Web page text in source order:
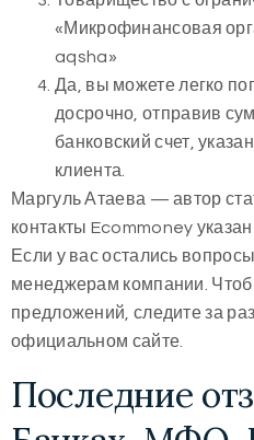
«Микрофинансовая
aqsha»
Да, вы можете легко
досрочно, отправив
банковский счет,
клиента.
Маргуль Атаева — автор
контакты Ecommoney
Если у вас остались
менеджерам компании.
предложений, следите за
официальном сайте.
Последние